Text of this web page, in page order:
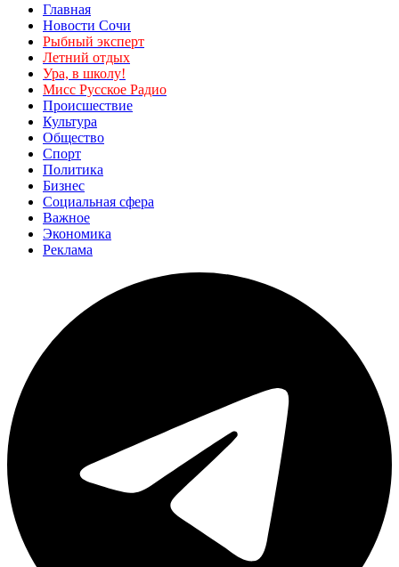
Главная
Новости Сочи
Рыбный эксперт
Летний отдых
Ура, в школу!
Мисс Русское Радио
Происшествие
Культура
Общество
Спорт
Политика
Бизнес
Социальная сфера
Важное
Экономика
Реклама